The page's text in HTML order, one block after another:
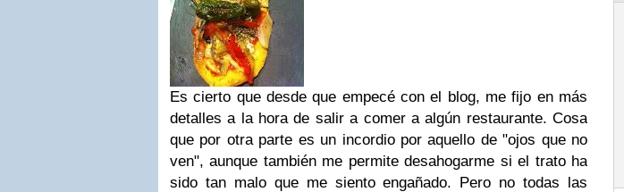
Es cierto que desde que empecé con el blog, me fijo en más
detalles a la hora de salir a comer a algún restaurante. Cosa
que por otra parte es un incordio por aquello de "ojos que no
ven", aunque también me permite desahogarme si el trato ha
sido tan malo que me siento engañado. Pero no todas las